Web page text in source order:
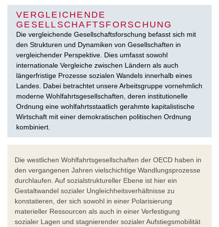
VERGLEICHENDE
GESELLSCHAFTSFORSCHUNG
Die vergleichende Gesellschaftsforschung befasst sich mit
den Strukturen und Dynamiken von Gesellschaften in
vergleichender Perspektive. Dies umfasst sowohl
internationale Vergleiche zwischen Ländern als auch
längerfristige Prozesse sozialen Wandels innerhalb eines
Landes. Dabei betrachtet unsere Arbeitsgruppe vornehmlich
moderne Wohlfahrtsgesellschaften, deren institutionelle
Ordnung eine wohlfahrtsstaatlich gerahmte kapitalistische
Wirtschaft mit einer demokratischen politischen Ordnung
kombiniert.
Die westlichen Wohlfahrtsgesellschaften der OECD haben in
den vergangenen Jahren vielschichtige Wandlungsprozesse
durchlaufen. Auf sozialstruktureller Ebene ist hier ein
Gestaltwandel sozialer Ungleichheitsverhältnisse zu
konstatieren, der sich sowohl in einer Polarisierung
materieller Ressourcen als auch in einer Verfestigung
sozialer Lagen und stagnierender sozialer Aufstiegsmobilität